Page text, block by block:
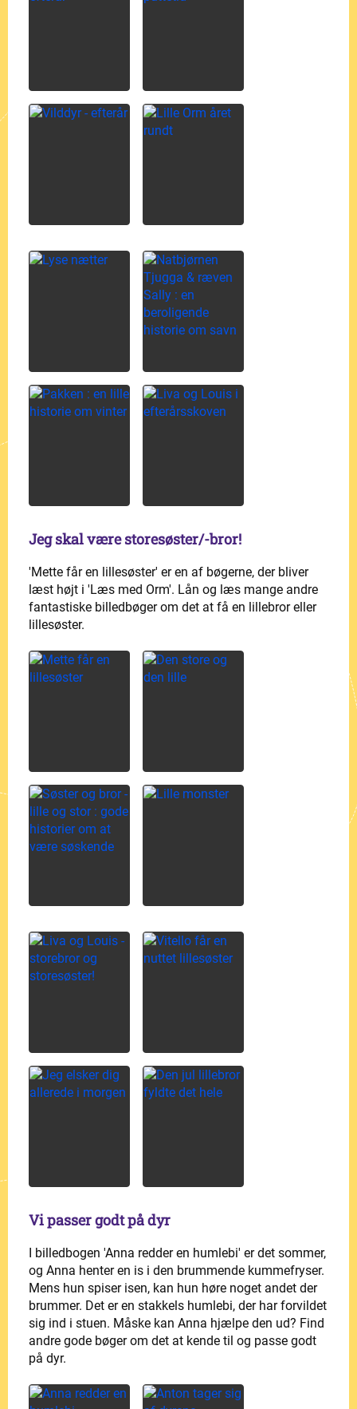
Jeg skal være storesøster/-bror!
'Mette får en lillesøster' er en af bøgerne, der bliver
læst højt i 'Læs med Orm'. Lån og læs mange andre
fantastiske billedbøger om det at få en lillebror eller
lillesøster.
Vi passer godt på dyr
I billedbogen 'Anna redder en humlebi' er det sommer,
og Anna henter en is i den brummende kummefryser.
Mens hun spiser isen, kan hun høre noget andet der
brummer. Det er en stakkels humlebi, der har forvildet
sig ind i stuen. Måske kan Anna hjælpe den ud? Find
andre gode bøger om det at kende til og passe godt
på dyr.